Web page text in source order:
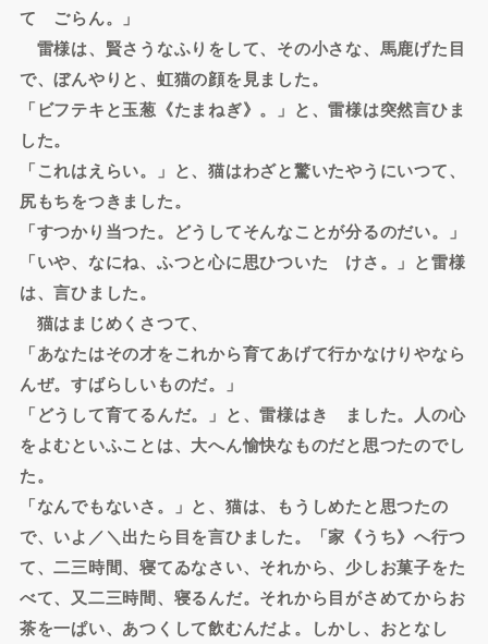
てゝごらん。」
雷様は、賢さうなふりをして、その小さな、馬鹿げた目
で、ぼんやりと、虹猫の顔を見ました。
「ビフテキと玉葱《たまねぎ》。」と、雷様は突然言ひま
した。
「これはえらい。」と、猫はわざと驚いたやうにいつて、
尻もちをつきました。
「すつかり当つた。どうしてそんなことが分るのだい。」
「いや、なにね、ふつと心に思ひついたゞけさ。」と雷様
は、言ひました。
猫はまじめくさつて、
「あなたはその才をこれから育てあげて行かなけりやなら
んぜ。すばらしいものだ。」
「どうして育てるんだ。」と、雷様はきゝました。人の心
をよむといふことは、大へん愉快なものだと思つたのでし
た。
「なんでもないさ。」と、猫は、もうしめたと思つたの
で、いよ／＼出たら目を言ひました。「家《うち》へ行つ
て、二三時間、寝てゐなさい、それから、少しお菓子をた
べて、又二三時間、寝るんだ。それから目がさめてからお
茶を一ぱい、あつくして飲むんだよ。しかし、おとなし